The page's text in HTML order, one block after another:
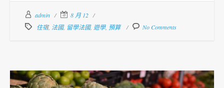
admin
8 月 12
住宿, 法國, 留學法國, 遊學, 預算 No Comments